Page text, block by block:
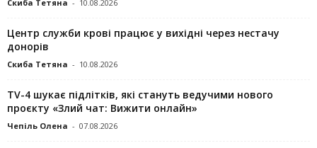
Скиба Тетяна - 10.08.2026
Центр служби крові працює у вихідні через нестачу
донорів
Скиба Тетяна - 10.08.2026
TV-4 шукає підлітків, які стануть ведучими нового
проєкту «Злий чат: Вижити онлайн»
Чепіль Олена - 07.08.2026